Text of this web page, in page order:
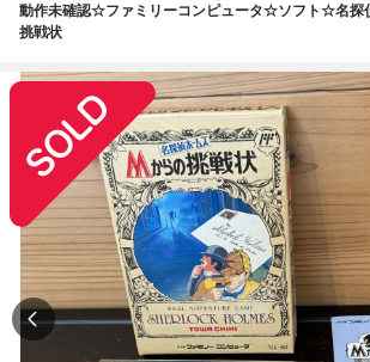
動作未確認☆ファミリーコンピュータ☆ソフト☆名
挑戦状